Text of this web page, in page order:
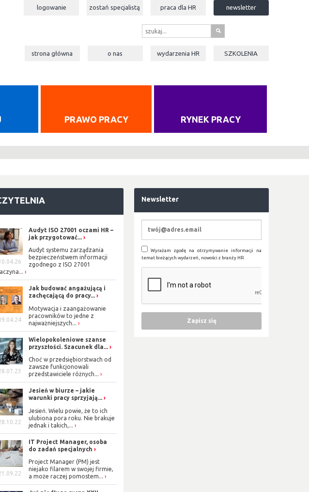
logowanie zostań specjalistą praca dla HR newsletter
s
strona główna o nas wydarzenia HR SZKOLENIA
PRAWO PRACY RYNEK PRACY
Audyt ISO 27001 oczami HR –
jak przygotować...
Audyt systemu zarządzania
bezpieczeństwem informacji
zgodnego z ISO 27001
Jak budować angażującą i
zachęcającą do pracy...
Motywacja i zaangażowanie
pracowników to jedne z
najważniejszych...
Wielopokoleniowe szanse
przyszłości. Szacunek dla...
Choć w przedsiębiorstwach od
zawsze funkcjonowali
przedstawiciele różnych...
Jesień w biurze – jakie
warunki pracy sprzyjają...
Jesień. Wielu powie, że to ich
ulubiona pora roku. Nie brakuje
jednak i takich,...
IT Project Manager, osoba
do zadań specjalnych
Project Manager (PM) jest
niejako filarem w swojej firmie,
a może raczej pomostem...
Newsletter
Wyrażam zgodę na otrzymywanie informacji na
temat bieżących wydarzeń, nowości z branży HR